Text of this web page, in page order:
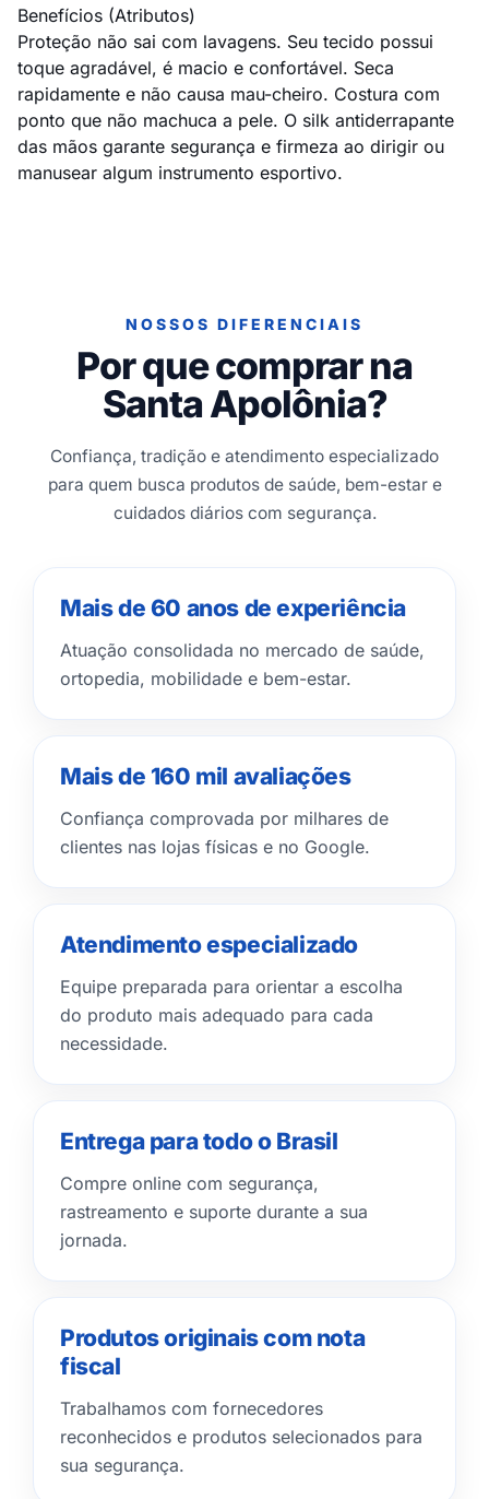
Benefícios (Atributos)
Proteção não sai com lavagens. Seu tecido possui
toque agradável, é macio e confortável. Seca
rapidamente e não causa mau-cheiro. Costura com
ponto que não machuca a pele. O silk antiderrapante
das mãos garante segurança e firmeza ao dirigir ou
manusear algum instrumento esportivo.
NOSSOS DIFERENCIAIS
Por que comprar na
Santa Apolônia?
Confiança, tradição e atendimento especializado
para quem busca produtos de saúde, bem-estar e
cuidados diários com segurança.
Mais de 60 anos de experiência
Atuação consolidada no mercado de saúde,
ortopedia, mobilidade e bem-estar.
Mais de 160 mil avaliações
Confiança comprovada por milhares de
clientes nas lojas físicas e no Google.
Atendimento especializado
Equipe preparada para orientar a escolha
do produto mais adequado para cada
necessidade.
Entrega para todo o Brasil
Compre online com segurança,
rastreamento e suporte durante a sua
jornada.
Produtos originais com nota
fiscal
Trabalhamos com fornecedores
reconhecidos e produtos selecionados para
sua segurança.